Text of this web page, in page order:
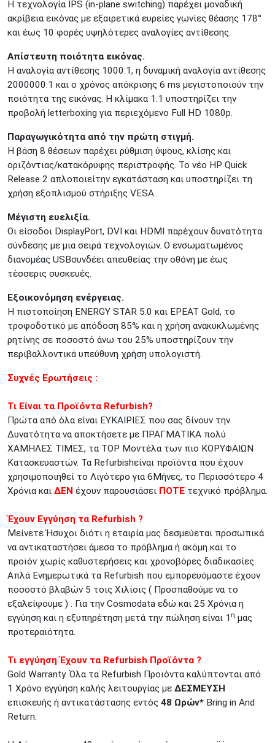
Πολυτεχνείου
Προσοχή!
Η Διαθεσιμότητα μεταβάλλεται συνεχώς
Διαβάστε εδώ
Η τεχνολογία IPS (in-plane switching) παρέχει μοναδική
ακρίβεια εικόνας με εξαιρετικά ευρείες γωνίες θέασης 178°
και έως 10 φορές υψηλότερες αναλογίες αντίθεσης.
Απίστευτη ποιότητα εικόνας.
Η αναλογία αντίθεσης 1000:1, η δυναμική αναλογία αντίθεσης
2000000:1 και ο χρόνος απόκρισης 6 ms μεγιστοποιούν την
ποιότητα της εικόνας. Η κλίμακα 1:1 υποστηρίζει την
προβολή letterboxing για περιεχόμενο Full HD 1080p.
Παραγωγικότητα από την πρώτη στιγμή.
Η βάση 8 θέσεων παρέχει ρύθμιση ύψους, κλίσης και
οριζόντιας/κατακόρυφης περιστροφής. Το νέο HP Quick
Release 2 απλοποιείτην εγκατάσταση και υποστηρίζει τη
χρήση εξοπλισμού στήριξης VESA..
Μέγιστη ευελιξία.
Οι είσοδοι DisplayPort, DVI και HDMI παρέχουν δυνατότητα
σύνδεσης με μια σειρά τεχνολογιών. Ο ενσωματωμένος
διανομέας USBσυνδέει απευθείας την οθόνη με έως
τέσσερις συσκευές.
Εξοικονόμηση ενέργειας.
Η πιστοποίηση ENERGY STAR 5.0 και EPEAT Gold, το
τροφοδοτικό με απόδοση 85% και η χρήση ανακυκλωμένης
ρητίνης σε ποσοστό άνω του 25% υποστηρίζουν την
περιβαλλοντικά υπεύθυνη χρήση υπολογιστή.
Συχνές Ερωτήσεις :
Τι Είναι τα Προϊόντα Refurbish?
Πρώτα από όλα είναι ΕΥΚΑΙΡΙΕΣ που σας δίνουν την
Δυνατότητα να αποκτήσετε με ΠΡΑΓΜΑΤΙΚΑ πολύ
ΧΑΜΗΛΕΣ ΤΙΜΕΣ, τα TOP Μοντέλα των πιο ΚΟΡΥΦΑΙΩΝ
Κατασκευαστών. Τα Refurbishείναι προϊόντα που έχουν
χρησιμοποιηθεί το Λιγότερο για 6Μήνες, το Περισσότερο 4
Χρόνια και ΔΕΝ έχουν παρουσιάσει ΠΟΤΕ τεχνικό πρόβλημα.
Έχουν Εγγύηση τα Refurbish ?
Μείνετε Ήσυχοι διότι η εταιρία μας δεσμεύεται προσωπικά
να αντικαταστήσει άμεσα το πρόβλημα ή ακόμη και το
προϊόν χωρίς καθυστερήσεις και χρονοβόρες διαδικασίες.
Απλά Ενημερωτικά τα Refurbish που εμπορευόμαστε έχουν
ποσοστό βλαβών 5 τοις Χιλίοις ( Προσπαθούμε να το
εξαλείψουμε ) . Για την Cosmodata εδώ και 25 Χρόνια η
εγγύηση και η εξυπηρέτηση μετά την πώληση είναι 1η μας
προτεραιότητα.
Τι εγγύηση Έχουν τα Refurbish Προϊόντα ?
Gold Warranty. Όλα τα Refurbish Προϊόντα καλύπτονται από
1 Χρόνο εγγύηση καλής λειτουργίας με ΔΕΣΜΕΥΣΗ
επισκευής ή αντικατάστασης εντός 48 Ωρών* Bring in And
Return.